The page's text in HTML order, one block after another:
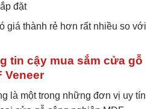
đặt
giá thành rẻ hơn rất nhiều so với
tin cậy mua sắm cửa gỗ
Veneer
là một trong những đơn vị uy tín